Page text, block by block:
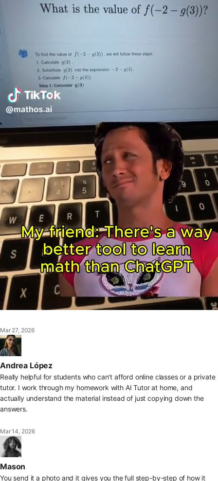
Mar 27, 2026
Andrea López
Really helpful for students who can't afford online classes or a private
tutor. I work through my homework with AI Tutor at home, and
actually understand the material instead of just copying down the
answers.
Mar 14, 2026
Mason
You send it a photo and it gives you the full step-by-step of how it